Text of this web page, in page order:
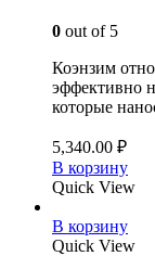
0 out of 5
Коэнзим
эффективно
которые
5,340.00 ₽
В корзину
Quick View
В корзину
Quick View